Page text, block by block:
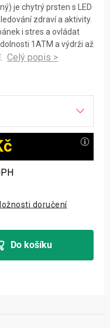
je chytrý prsten s LED
zdraví a aktivity.
i stres a ovládat
1ATM a výdrži až
doručení
Do košíku